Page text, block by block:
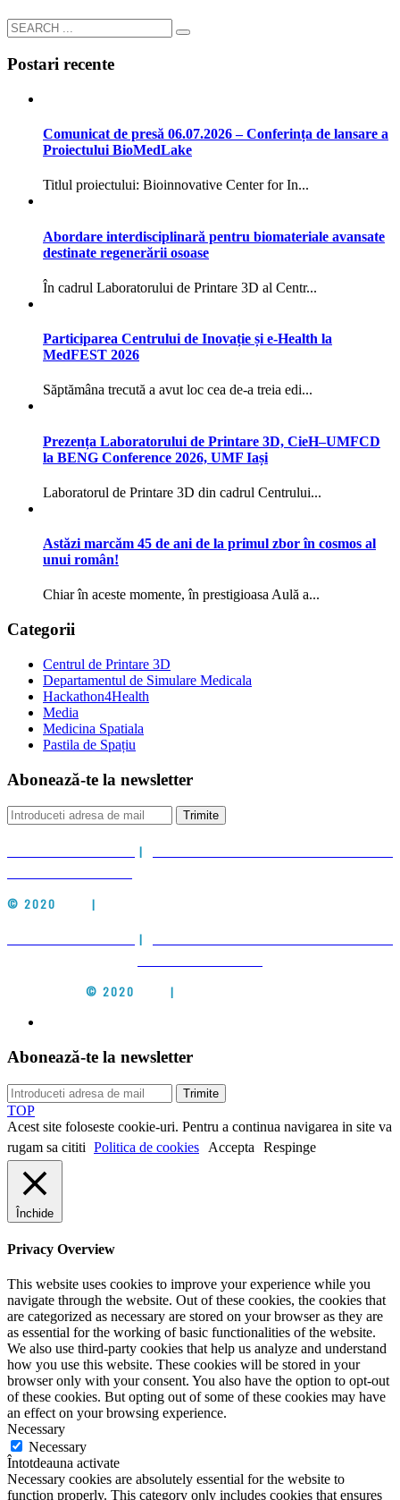
Postari recente
Comunicat de presă 06.07.2026 – Conferința de lansare a
Proiectului BioMedLake
Titlul proiectului: Bioinnovative Center for In...
Abordare interdisciplinară pentru biomateriale avansate
destinate regenerării osoase
În cadrul Laboratorului de Printare 3D al Centr...
Participarea Centrului de Inovație și e-Health la
MedFEST 2026
Săptămâna trecută a avut loc cea de-a treia edi...
Prezența Laboratorului de Printare 3D, CieH–UMFCD
la BENG Conference 2026, UMF Iași
Laboratorul de Printare 3D din cadrul Centrului...
Astăzi marcăm 45 de ani de la primul zbor în cosmos al
unui român!
Chiar în aceste momente, în prestigioasa Aulă a...
Categorii
Centrul de Printare 3D
Departamentul de Simulare Medicala
Hackathon4Health
Media
Medicina Spatiala
Pastila de Spațiu
Abonează-te la newsletter
Trimite
|
© 2020 |
|
© 2020 |
Abonează-te la newsletter
Trimite
TOP
Acest site foloseste cookie-uri. Pentru a continua navigarea in site va
rugam sa cititi Politica de cookies Accepta Respinge
Închide
Privacy Overview
This website uses cookies to improve your experience while you
navigate through the website. Out of these cookies, the cookies that
are categorized as necessary are stored on your browser as they are
as essential for the working of basic functionalities of the website.
We also use third-party cookies that help us analyze and understand
how you use this website. These cookies will be stored in your
browser only with your consent. You also have the option to opt-out
of these cookies. But opting out of some of these cookies may have
an effect on your browsing experience.
Necessary
Necessary
Întotdeauna activate
Necessary cookies are absolutely essential for the website to
function properly. This category only includes cookies that ensures